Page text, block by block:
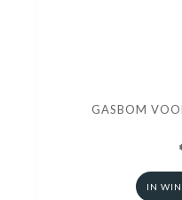
GASBOM
IN